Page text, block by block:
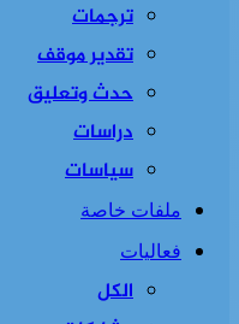
ترجمات
تقدير موقف
حدث وتعليق
دراسات
سياسات
ملفات خاصة
فعاليات
الكل